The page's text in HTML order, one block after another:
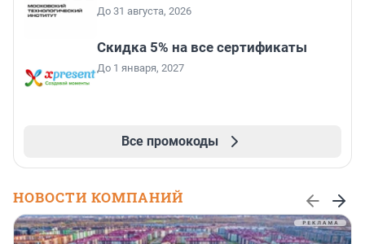
До 31 августа, 2026
Скидка 5% на все сертификаты
До 1 января, 2027
Все промокоды
НОВОСТИ КОМПАНИЙ